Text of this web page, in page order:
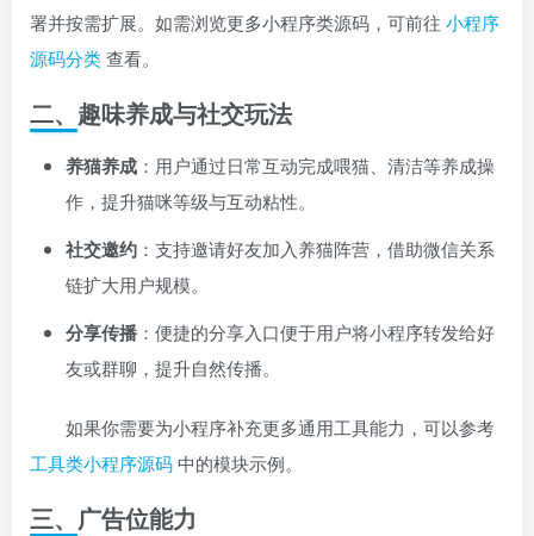
署并按需扩展。如需浏览更多小程序类源码，可前往 小程序
源码分类查看。
二、趣味养成与社交玩法
养猫养成 ：用户通过日常互动完成喂猫、清洁等养成操
作，提升猫咪等级与互动粘性。
社交邀约 ：支持邀请好友加入养猫阵营，借助微信关系
链扩大用户规模。
分享传播 ：便捷的分享入口便于用户将小程序转发给好
友或群聊，提升自然传播。
如果你需要为小程序补充更多通用工具能力，可以参考
工具类小程序源码中的模块示例。
三、广告位能力